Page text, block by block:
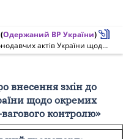
(Одержаний ВР України)
Про внесення змін до деяких законодавчих актів України щодо окремих питань здійснення габаритно-вагового контролю